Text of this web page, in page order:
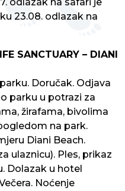
odlazak na safari je
23.08. odlazak na
SANCTUARY – DIANI
Doručak. Odjava
parku u potrazi za
žirafama, bivolima
na park.
Diani Beach.
ulaznicu). Ples, prikaz
Dolazak u hotel
Noćenje